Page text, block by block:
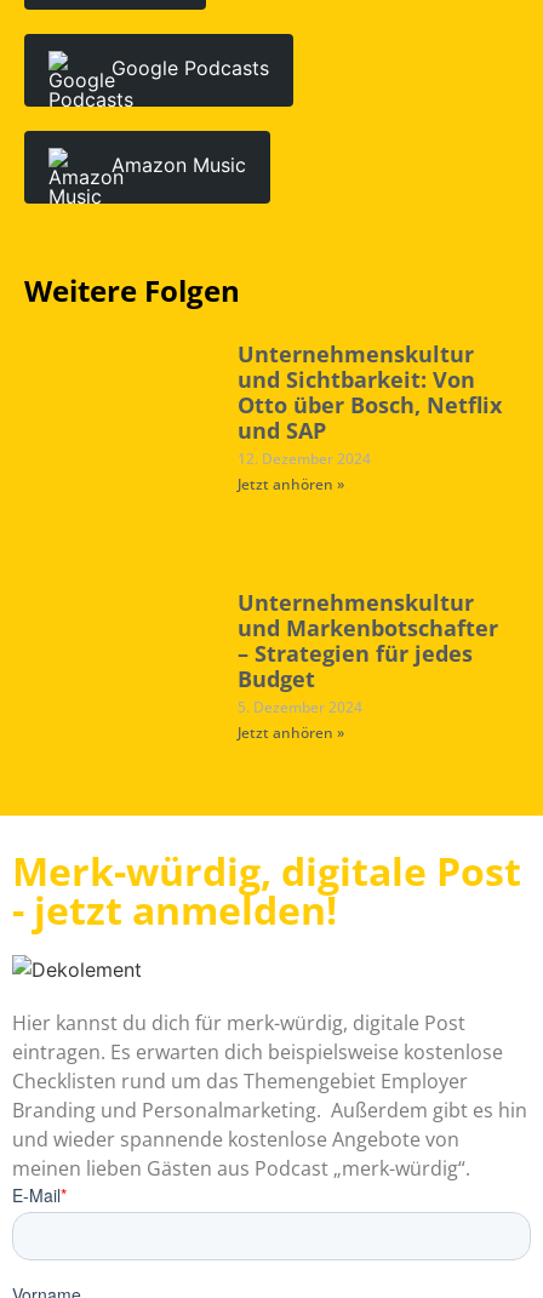
Google Podcasts
Amazon Music
Weitere Folgen
Unternehmenskultur
und Sichtbarkeit: Von
Otto über Bosch, Netflix
und SAP
12. Dezember 2024
Jetzt anhören »
Unternehmenskultur
und Markenbotschafter
– Strategien für jedes
Budget
5. Dezember 2024
Jetzt anhören »
Merk-würdig, digitale Post
- jetzt anmelden!
Hier kannst du dich für merk-würdig, digitale Post
eintragen. Es erwarten dich beispielsweise kostenlose
Checklisten rund um das Themengebiet Employer
Branding und Personalmarketing. Außerdem gibt es hin
und wieder spannende kostenlose Angebote von
meinen lieben Gästen aus Podcast „merk-würdig“.